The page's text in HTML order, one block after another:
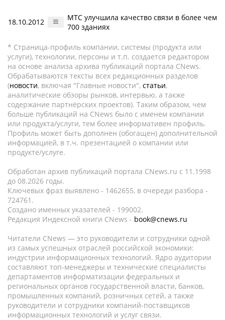
18.10.2012
МТС улучшила качество связи в более чем
700 зданиях
* Страница-профиль компании, системы (продукта или
услуги), технологии, персоны и т.п. создается редактором
на основе анализа архива публикаций портала CNews.
Обрабатываются тексты всех редакционных разделов
(новости, включая "Главные новости", статьи,
аналитические обзоры рынков, интервью, а также
содержание партнёрских проектов). Таким образом, чем
больше публикаций на CNews было с именем компании
или продукта/услуги, тем более информативен профиль.
Профиль может быть дополнен (обогащен) дополнительной
информацией, в т.ч. презентацией о компании или
продукте/услуге.
Обработан архив публикаций портала CNews.ru c 11.1998
до 08.2026 годы.
Ключевых фраз выявлено - 1462655, в очереди разбора -
724761.
Создано именных указателей - 199002.
Редакция Индексной книги CNews - book@cnews.ru
Читатели CNews — это руководители и сотрудники одной
из самых успешных отраслей российской экономики:
индустрии информационных технологий. Ядро аудитории
составляют топ-менеджеры и технические специалисты
департаментов информатизации федеральных и
региональных органов государственной власти, банков,
промышленных компаний, розничных сетей, а также
руководители и сотрудники компаний-поставщиков
информационных технологий и услуг связи.